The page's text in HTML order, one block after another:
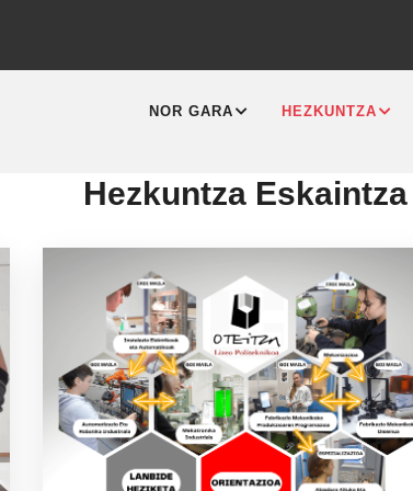
NAVIGATION
NOR GARA HEZKUNTZA
Hezkuntza Eskaintza